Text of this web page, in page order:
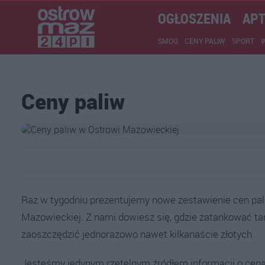
OGŁOSZENIA
SMOG CENY PALIW SPORT
Ceny paliw
Raz w tygodniu prezentujemy nowe zestawienie cen
Mazowieckiej. Z nami dowiesz się, gdzie zatankować
zaoszczędzić jednorazowo nawet kilkanaście złotych.